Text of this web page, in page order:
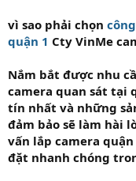
vì sao phải chọn
quận 1 Cty VinMe
Nắm bắt được nhu
camera quan sát tại
tín nhất và những
đảm bảo sẽ làm hài
vấn lắp camera
đặt nhanh chóng